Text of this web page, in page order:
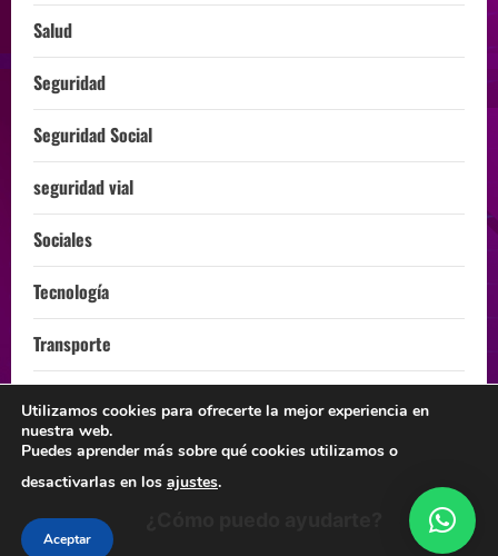
Salud
Seguridad
Seguridad Social
seguridad vial
Sociales
Tecnología
Transporte
ÚLTIMA HORA
Instagram Youtube
Utilizamos cookies para ofrecerte la mejor experiencia en
nuestra web.
Puedes aprender más sobre qué cookies utilizamos o
desactivarlas en los ajustes.
Aceptar